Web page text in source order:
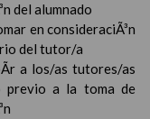
del alumnado
en consideraciÃ³n
del tutor/a
a los/as tutores/as
previo a la toma de